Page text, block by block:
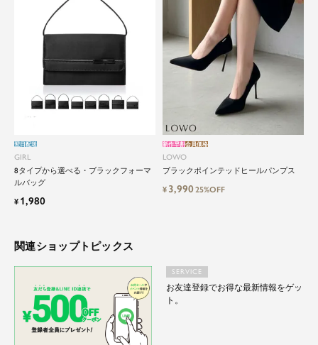
GIRL
8タイプから選べる・ブラックフォーマ
ルバッグ
翌日配送
¥ 1,980
LOWO
ブラックポインテッドヒールパンプス
新作早割会員価格
¥ 3,99025%OFF
関連ショップトピックス
SERVICE
お友達登録でお得な最新情報をゲッ
ト。